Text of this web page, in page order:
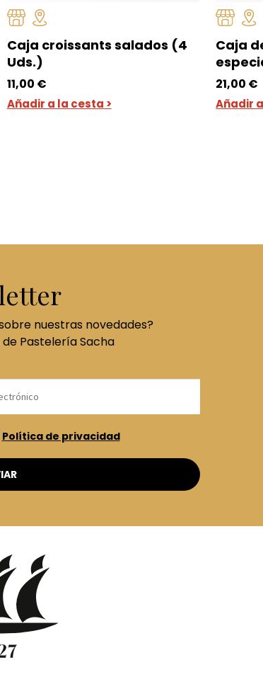
Caja croissants salados (4
Uds.)
11,00 €
Añadir a la cesta >
Caja
21,00 €
Añadir
nuestras novedades?
Pastelería Sacha
Política de privacidad